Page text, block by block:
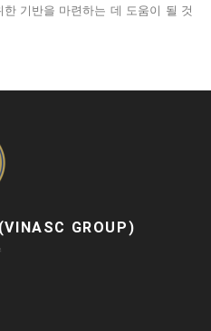
기반을 마련하는 데 도움이 될 것
GROUP)